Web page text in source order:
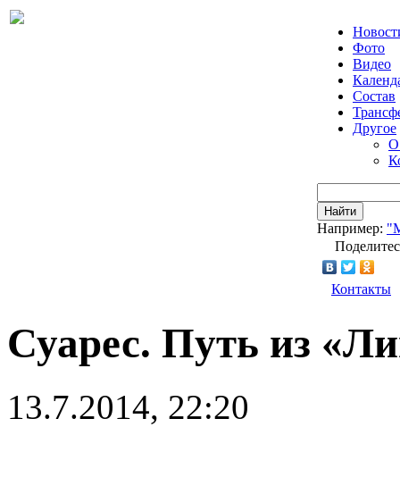
Фото
Видео
Состав
Другое
О
Найти
Например:
Контакты
Суарес. Путь из
13.7.2014, 22:20